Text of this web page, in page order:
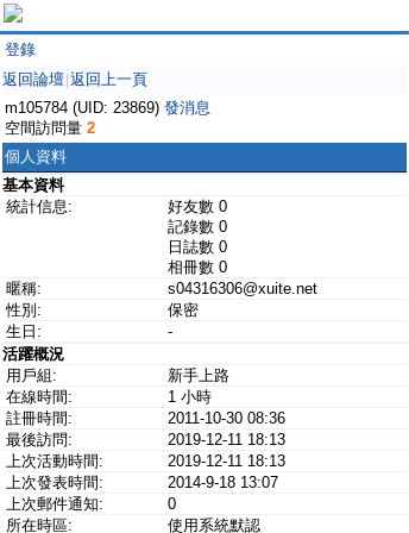
登錄
返回論壇 返回上一頁
m105784 (UID: 23869) 發消息
空間訪問量 2
個人資料
基本資料
統計信息:
好友數 0
記錄數 0
日誌數 0
相冊數 0
暱稱:
s04316306@xuite.net
性別:
保密
生日:
-
活躍概況
用戶組:
新手上路
在線時間:
1 小時
註冊時間:
2011-10-30 08:36
最後訪問:
2019-12-11 18:13
上次活動時間:
2019-12-11 18:13
上次發表時間:
2014-9-18 13:07
上次郵件通知:
0
所在時區:
使用系統默認